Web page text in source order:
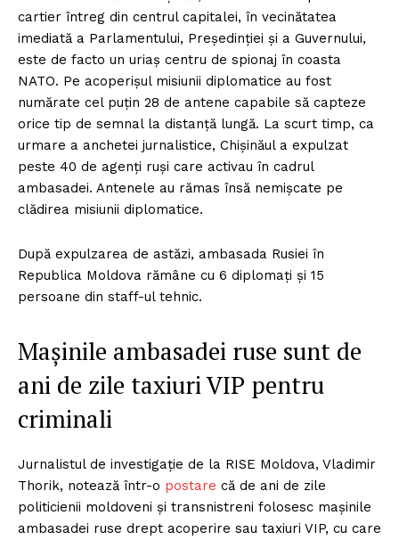
cartier întreg din centrul capitalei, în vecinătatea
imediată a Parlamentului, Președinției și a Guvernului,
este de facto un uriaș centru de spionaj în coasta
NATO. Pe acoperișul misiunii diplomatice au fost
numărate cel puțin 28 de antene capabile să capteze
orice tip de semnal la distanță lungă. La scurt timp, ca
urmare a anchetei jurnalistice, Chișinăul a expulzat
peste 40 de agenți ruși care activau în cadrul
ambasadei. Antenele au rămas însă nemișcate pe
clădirea misiunii diplomatice.
După expulzarea de astăzi, ambasada Rusiei în
Republica Moldova rămâne cu 6 diplomați și 15
persoane din staff-ul tehnic.
Mașinile ambasadei ruse sunt de
ani de zile taxiuri VIP pentru
criminali
Jurnalistul de investigație de la RISE Moldova, Vladimir
Thorik, notează într-o postare că de ani de zile
politicienii moldoveni și transnistreni folosesc mașinile
ambasadei ruse drept acoperire sau taxiuri VIP, cu care